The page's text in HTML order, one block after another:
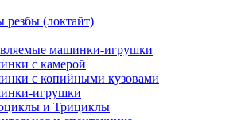
резбы (локтайт)
машинки-игрушки
с камерой
с копийными кузовами
игрушки
и Трициклы